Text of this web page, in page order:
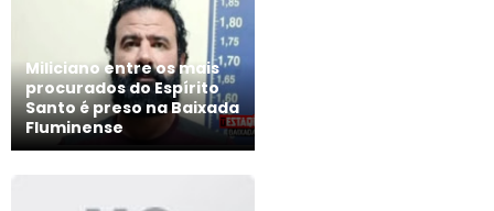
Miliciano entre os mais
procurados do Espírito
Santo é preso na Baixada
Fluminense